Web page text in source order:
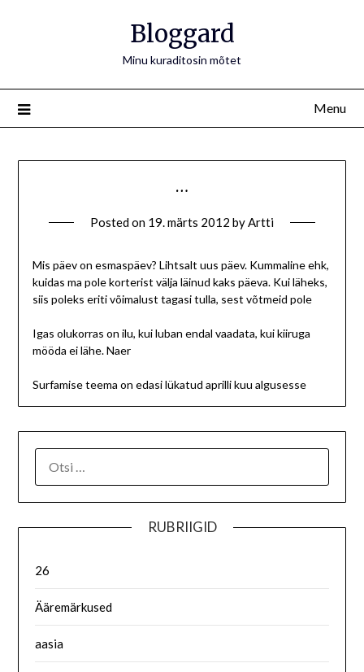
Bloggard
Minu kuraditosin mõtet
Menu
…
Posted on 19. märts 2012 byArtti
Mis päev on esmaspäev? Lihtsalt uus päev. Kummaline ehk,
kuidas ma pole korterist välja läinud kaks päeva. Kui läheks,
siis poleks eriti võimalust tagasi tulla, sest võtmeid pole
Igas olukorras on ilu, kui luban endal vaadata, kui kiiruga
mööda ei lähe. Naer
Surfamise teema on edasi lükatud aprilli kuu algusesse
RUBRIIGID
26
Ääremärkused
aasia